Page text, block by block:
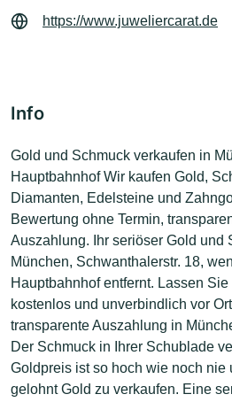
https://www.juweliercarat.de
Info
Gold und Schmuck verkaufen in
Hauptbahnhof Wir kaufen Gold,
Diamanten, Edelsteine und
Bewertung ohne Termin,
Auszahlung. Ihr seriöser Gold und
München, Schwanthalerstr. 18,
Hauptbahnhof entfernt. Lassen
kostenlos und unverbindlich vor
transparente Auszahlung in
Der Schmuck in Ihrer Schublade
Goldpreis ist so hoch wie noch nie
gelohnt Gold zu verkaufen. Eine